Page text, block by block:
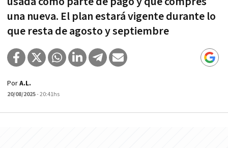
una nueva. El plan estará vigente durante lo
que resta de agosto y septiembre
PorA.L.
20/08/2025- 20:41hs